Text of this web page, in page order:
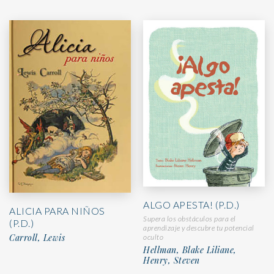
ALICIA PARA NIÑOS
(P.D.)
Carroll, Lewis
ALGO APESTA! (P.D.)
Supera los obstáculos para el
aprendizaje y descubre tu potencial
oculto
Hellman, Blake Liliane,
Henry, Steven